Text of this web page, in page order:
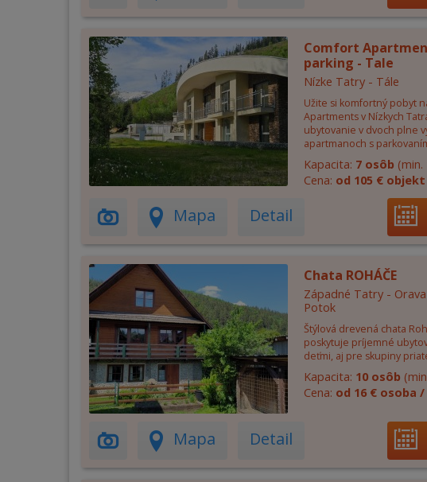
Comfort
parking - Tale
Nízke Tatry - Tále
Užite si komfortný pobyt
Apartments v Nízkych
ubytovanie v dvoch plne
apartmanoch s
Kapacita: 7 osôb (min.
Cena: od 105 €
Mapa Detail
Chata ROHÁČE
Západné Tatry -
Potok
Štýlová drevená chata
poskytuje príjemné
deťmi, aj pre skupiny
Kapacita: 10 osôb
Cena: od 16 € osoba
Mapa Detail